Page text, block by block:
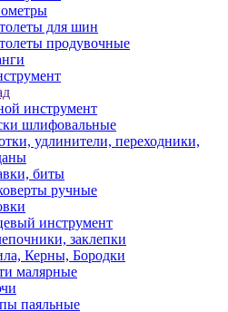
для шин
продувочные
инструмент
шлифовальные
удлинители, переходники,
биты
ручные
инструмент
заклепки
Керны, Бородки
малярные
паяльные